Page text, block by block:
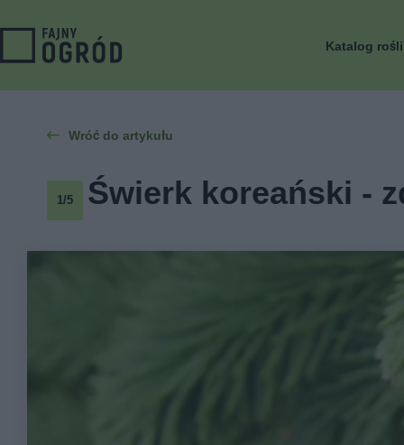
Katalog
Wróć do artykułu
1/5 Świerk koreański -